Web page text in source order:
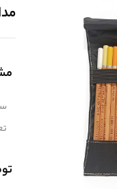
مداد پاستل